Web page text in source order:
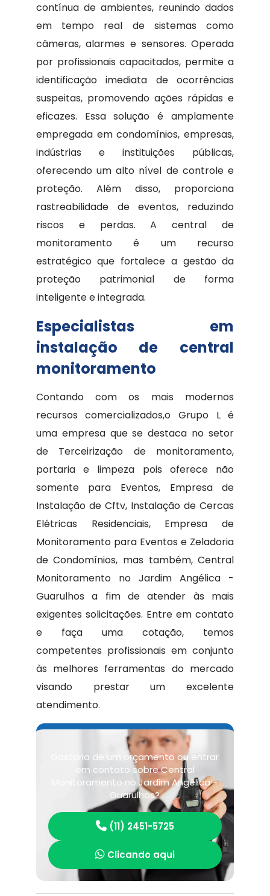
contínua de ambientes, reunindo dados
em tempo real de sistemas como
câmeras, alarmes e sensores. Operada
por profissionais capacitados, permite a
identificação imediata de ocorrências
suspeitas, promovendo ações rápidas e
eficazes. Essa solução é amplamente
empregada em condomínios, empresas,
indústrias e instituições públicas,
oferecendo um alto nível de controle e
proteção. Além disso, proporciona
rastreabilidade de eventos, reduzindo
riscos e perdas. A central de
monitoramento é um recurso
estratégico que fortalece a gestão da
proteção patrimonial de forma
inteligente e integrada.
Especialistas em
instalação de central
monitoramento
Contando com os mais modernos
recursos comercializados,o Grupo L é
uma empresa que se destaca no setor
de Terceirização de monitoramento,
portaria e limpeza pois oferece não
somente para Eventos, Empresa de
Instalação de Cftv, Instalação de Cercas
Elétricas Residenciais, Empresa de
Monitoramento para Eventos e Zeladoria
de Condomínios, mas também, Central
Monitoramento no Jardim Angélica -
Guarulhos a fim de atender às mais
exigentes solicitações. Entre em contato
e faça uma cotação, temos
competentes profissionais em conjunto
às melhores ferramentas do mercado
visando prestar um excelente
atendimento.
Gostaria de um orçamento ou entrar
em contato sobre Central
Monitoramento no Jardim Angélica -
Guarulhos?
(11) 2451-5725
Clicando aqui